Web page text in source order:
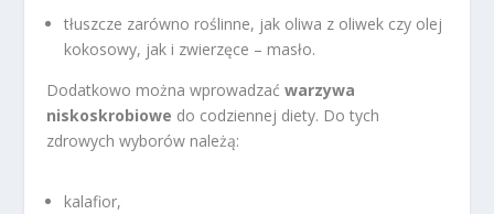
tłuszcze zarówno roślinne, jak oliwa z oliwek czy olej
kokosowy, jak i zwierzęce – masło.
Dodatkowo można wprowadzaćwarzywa
niskoskrobiowe do codziennej diety. Do tych
zdrowych wyborów należą:
kalafior,